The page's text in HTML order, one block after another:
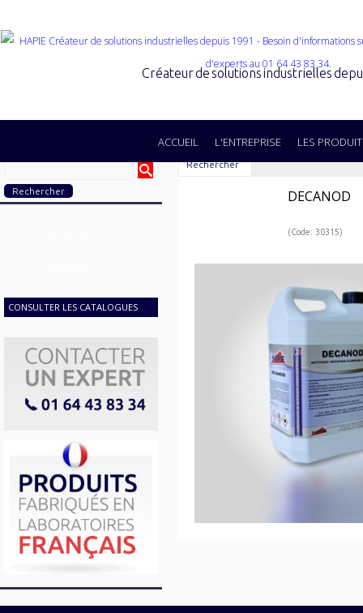
Créateur de solutions industrielles
ACCUEIL L'ENTREPRISE LES
CONSULTER LES CATALOGUES
Rechercher
DECANOD
(Code: 30315)